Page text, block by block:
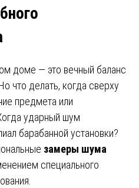
доме — это вечный баланс
что делать, когда сверху
предмета или
ударный шум
барабанной установки?
замеры шума
специального